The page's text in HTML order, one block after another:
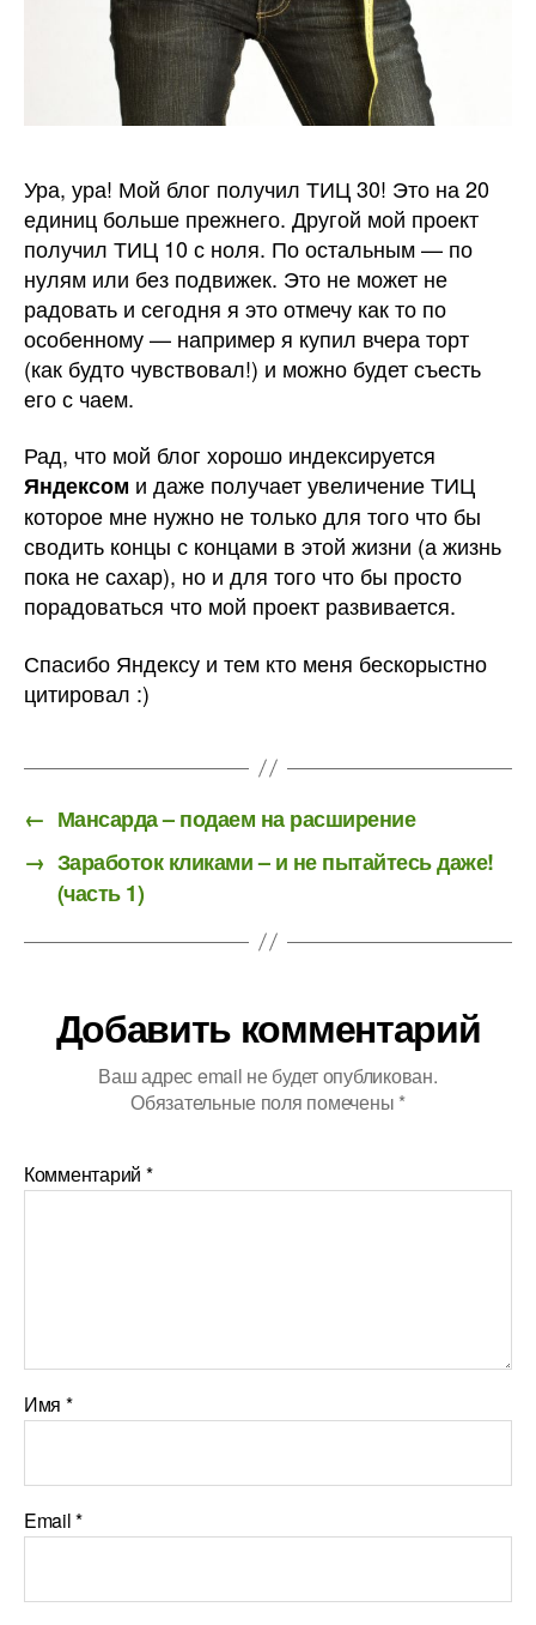
Ура, ура! Мой блог получил ТИЦ 30! Это на 20
единиц больше прежнего. Другой мой проект
получил ТИЦ 10 с ноля. По остальным — по
нулям или без подвижек. Это не может не
радовать и сегодня я это отмечу как то по
особенному — например я купил вчера торт
(как будто чувствовал!) и можно будет съесть
его с чаем.
Рад, что мой блог хорошо индексируется
Яндексом и даже получает увеличение ТИЦ
которое мне нужно не только для того что бы
сводить концы с концами в этой жизни (а жизнь
пока не сахар), но и для того что бы просто
порадоваться что мой проект развивается.
Спасибо Яндексу и тем кто меня бескорыстно
цитировал :)
← Мансарда – подаем на расширение
→ Заработок кликами – и не пытайтесь даже!
(часть 1)
Добавить комментарий
Ваш адрес email не будет опубликован.
Обязательные поля помечены *
Комментарий *
Имя *
Email*